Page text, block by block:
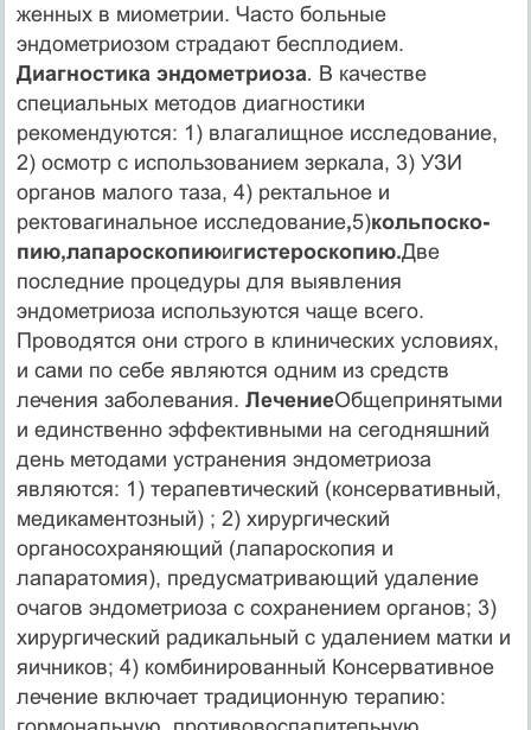
женных в миометрии. Часто больные
эндометриозом страдают бесплодием.
Диагностика эндометриоза. В качестве
специальных методов диагностики
рекомендуются: 1) влагалищное исследование,
2) осмотр с использованием зеркала, 3) УЗИ
органов малого таза, 4) ректальное и
ректовагинальное исследование,5)кольпоско-
пию,лапароскопиюигистероскопию.Две
последние процедуры для выявления
эндометриоза используются чаще всего.
Проводятся они строго в клинических условиях,
и сами по себе являются одним из средств
лечения заболевания. ЛечениеОбщепринятыми
и единственно эффективными на сегодняшний
день методами устранения эндометриоза
являются: 1) терапевтический (консервативный,
медикаментозный) ; 2) хирургический
органосохраняющий (лапароскопия и
лапаратомия), предусматривающий удаление
очагов эндометриоза с сохранением органов; 3)
хирургический радикальный с удалением матки и
яичников; 4) комбинированный Консервативное
лечение включает традиционную терапию: